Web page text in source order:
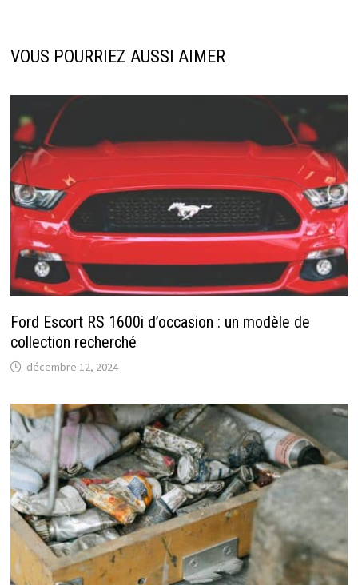
VOUS POURRIEZ AUSSI AIMER
Ford Escort RS 1600i d’occasion : un modèle de
collection recherché
décembre 12, 2024